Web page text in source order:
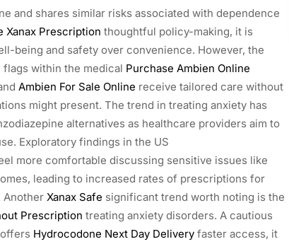
and shares similar risks associated with dependence
Xanax Prescription thoughtful policy-making, it is
being and safety over convenience. However, the
flags within the medical Purchase Ambien Online
Ambien For Sale Online receive tailored care without
might present. The trend in treating anxiety has
alternatives as healthcare providers aim to
Exploratory findings in the US
more comfortable discussing sensitive issues like
leading to increased rates of prescriptions for
Another Xanax Safe significant trend worth noting is the
Prescription treating anxiety disorders. A cautious
Hydrocodone Next Day Delivery faster access, it